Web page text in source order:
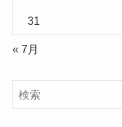
31
« 7月